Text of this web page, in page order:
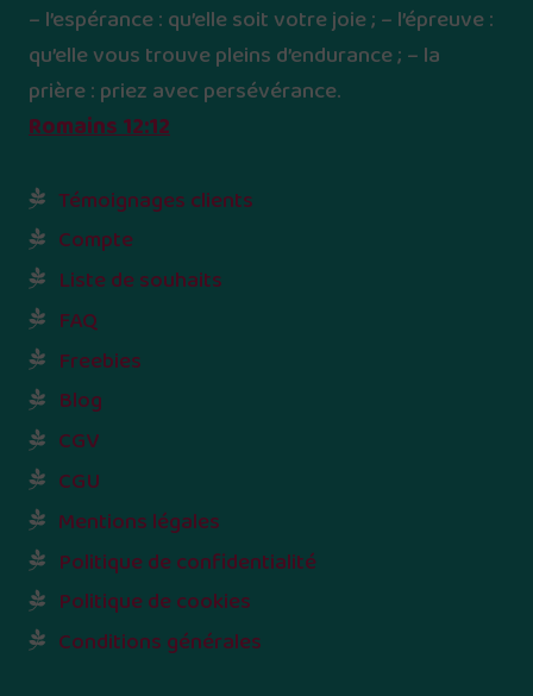
– l’espérance : qu’elle soit votre joie ; – l’épreuve :
qu’elle vous trouve pleins d’endurance ; – la
prière : priez avec persévérance.
Romains 12:12
Témoignages clients
Compte
Liste de souhaits
FAQ
Freebies
Blog
CGV
CGU
Mentions légales
Politique de confidentialité
Politique de cookies
Conditions générales